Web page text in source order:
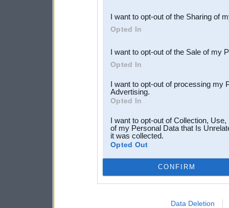
Downstream Participants
third parties.
I want to opt-out of the Sharing of
Opted In
I want to opt-out of the Sale of my
Opted In
I want to opt-out of processing my
Advertising.
Opted In
I want to opt-out of Collection,
of my Personal Data that Is
it was collected.
Opted Out
CONFIRM
Data Deletion